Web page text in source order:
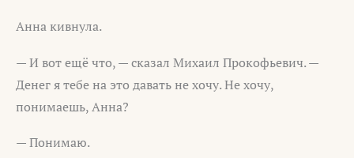
Анна кивнула.
— И вот ещё что, — сказал Михаил Прокофьевич. —
Денег я тебе на это давать не хочу. Не хочу,
понимаешь, Анна?
— Понимаю.